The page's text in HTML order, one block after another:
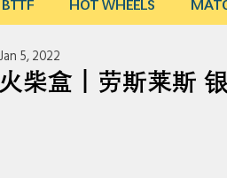
火柴盒｜劳斯莱斯
Jan 5, 2022
BTTF HOT WHEELS